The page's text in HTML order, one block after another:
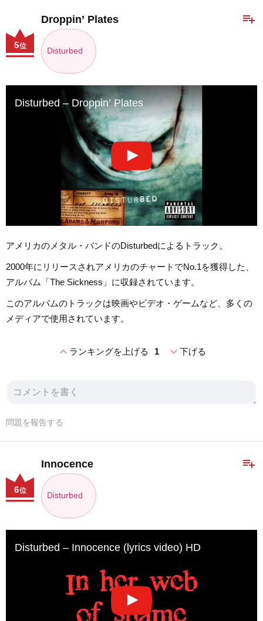
playlist_add
Droppin’ Plates
Disturbed
5位
Disturbed – Droppin’ Plates
アメリカのメタル・バンドのDisturbedによるトラック。
2000年にリリースされアメリカのチャートでNo.1を獲得した、
アルバム「The Sickness」に収録されています。
このアルバムのトラックは映画やビデオ・ゲームなど、多くの
メディアで使用されています。
expand_lessランキングを上げる 1 expand_more下げる
問題を報告する
playlist_add
Innocence
Disturbed
6位
Disturbed – Innocence (lyrics video) HD